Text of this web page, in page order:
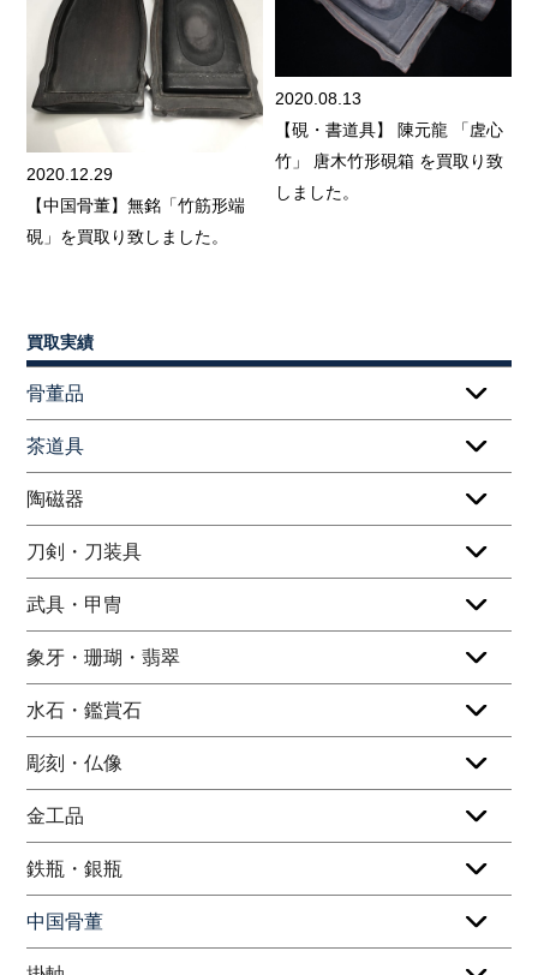
2020.12.29
【中国骨董】無銘「竹筋形端
硯」を買取り致しました。
2020.08.13
【硯・書道具】 陳元龍 「虗心
竹」 唐木竹形硯箱 を買取り致
しました。
買取実績
骨董品
茶道具
陶磁器
刀剣・刀装具
武具・甲冑
象牙・珊瑚・翡翠
水石・鑑賞石
彫刻・仏像
金工品
鉄瓶・銀瓶
中国骨董